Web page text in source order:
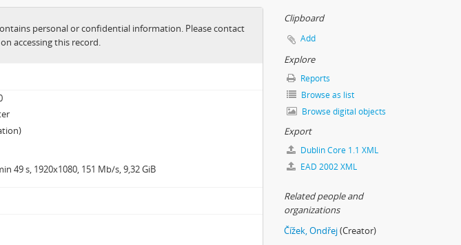
host
personal or confidential information. Please contact
accessing this record.
49 s, 1920x1080, 151 Mb/s, 9,32 GiB
Clipboard
Add
Explore
Reports
Browse as list
Browse digital objects
Export
Dublin Core 1.1 XML
EAD 2002 XML
Related people and
organizations
Čížek, Ondřej(Creator)